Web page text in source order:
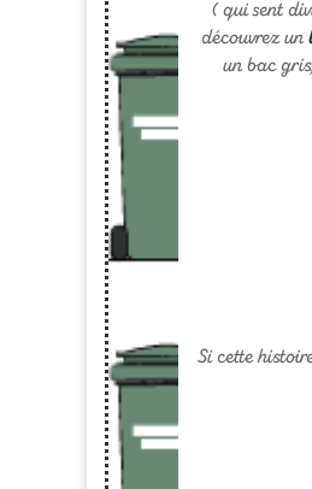
( qui sent
découvrez un
un bac
Si cette